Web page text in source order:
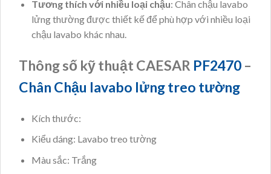
Tương thích với nhiều loại chậu: Chân chậu lavabo
lửng thường được thiết kế để phù hợp với nhiều loại
chậu lavabo khác nhau.
Thông số kỹ thuật CAESAR PF2470 –
Chân Chậu lavabo lửng treo tường
Kích thước:
Kiểu dáng: Lavabo treo tường
Màu sắc: Trắng